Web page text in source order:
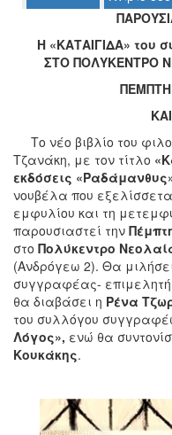
ΔΗΜΟΣ
ΠΟΛΙΤΙΣΜΟΣ
ΑΝΘΕΚΤΙΚΗ
ΠΟΛΗ
Η «ΚΑΤΑΙΓΙΔΑ»
ΣΤΟ ΠΟΛΥΚΕΝΤΡΟ
ΠΕΜΠΤΗ
Το νέο βιβλίο του
Τζανάκη, με τον τίτλο
εκδόσεις
νουβέλα που
εμφυλίου και τη
παρουσιαστεί την
στο Πολύκεντρο
(Ανδρόγεω 2). Θα
συγγραφέας-
θα διαβάσει η Ρένα
του συλλόγου
Λόγος», ενώ θα
Κουκάκης.